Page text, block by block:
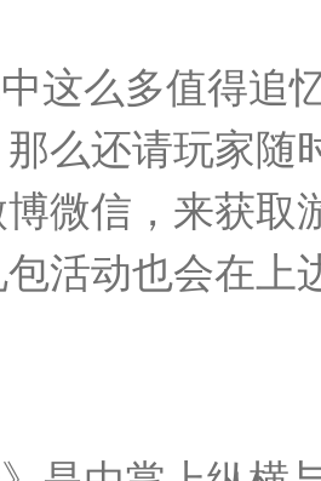
这么多值得追
么还请玩家随
微信，来获取
活动也会在上